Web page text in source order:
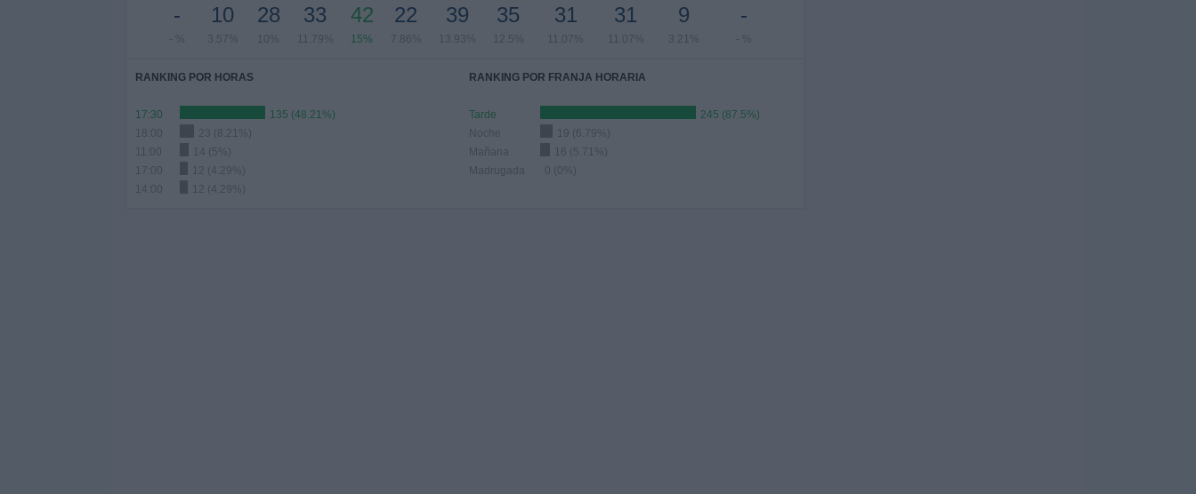
-
- %
10
3.57%
28
10%
33
11.79%
42
15%
22
7.86%
39
13.93%
35
12.5%
31
11.07%
31
11.07%
9
3.21%
-
- %
RANKING POR HORAS
17:30
135 (48.21%)
18:00
23 (8.21%)
14 (5%)
17:00
12 (4.29%)
12 (4.29%)
RANKING POR FRANJA HORARIA
Tarde
245 (87.5%)
Noche
19 (6.79%)
Mañana
16 (5.71%)
Madrugada
0 (0%)